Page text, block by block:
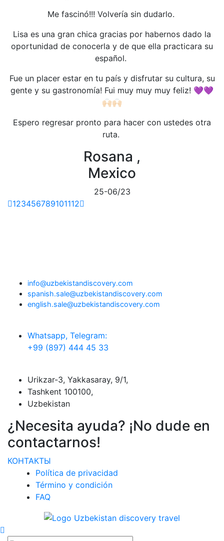
Me fascinó!!! Volvería sin dudarlo.
Lisa es una gran chica gracias por habernos dado la
oportunidad de conocerla y de que ella practicara su
español.
Fue un placer estar en tu país y disfrutar su cultura, su
gente y su gastronomía! Fui muy muy muy feliz! 💜💜
🙌🏻🙌🏻
Espero regresar pronto para hacer con ustedes otra
ruta.
Rosana ,
Mexico
25-06/23
123456789101112
info@uzbekistandiscovery.com
spanish.sale@uzbekistandiscovery.com
english.sale@uzbekistandiscovery.com
Whatsapp, Telegram:
+99 (897) 444 45 33
Urikzar-3, Yakkasaray, 9/1,
Tashkent 100100,
Uzbekistan
¿Necesita ayuda? ¡No dude en
contactarnos!
КОНТАКТЫ
Política de privacidad
Término y condición
FAQ